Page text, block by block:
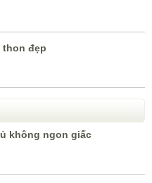
đẹp
không ngon giấc